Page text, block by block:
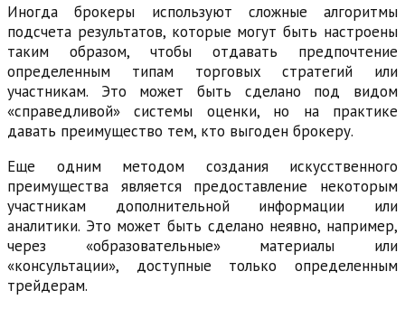
Иногда брокеры используют сложные алгоритмы
подсчета результатов, которые могут быть настроены
таким образом, чтобы отдавать предпочтение
определенным типам торговых стратегий или
участникам. Это может быть сделано под видом
«справедливой» системы оценки, но на практике
давать преимущество тем, кто выгоден брокеру.
Еще одним методом создания искусственного
преимущества является предоставление некоторым
участникам дополнительной информации или
аналитики. Это может быть сделано неявно, например,
через «образовательные» материалы или
«консультации», доступные только определенным
трейдерам.